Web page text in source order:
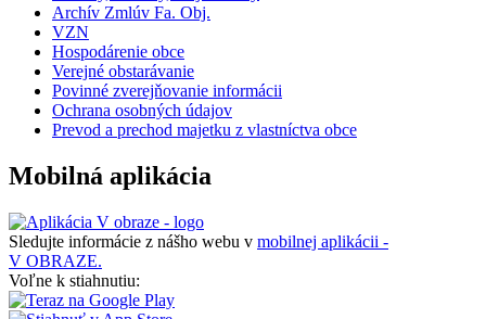
Archív Zmlúv Fa. Obj.
VZN
Hospodárenie obce
Verejné obstarávanie
Povinné zverejňovanie informácii
Ochrana osobných údajov
Prevod a prechod majetku z vlastníctva obce
Mobilná aplikácia
Sledujte informácie z nášho webu v mobilnej aplikácii -
V OBRAZE.
Voľne k stiahnutiu: